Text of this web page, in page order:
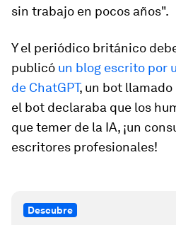
sin trabajo en pocos años".
Y el periódico británico
publicó un blog escrito por
de ChatGPT, un bot llamado
el bot declaraba que los
que temer de la IA, ¡un
escritores profesionales!
Descubre